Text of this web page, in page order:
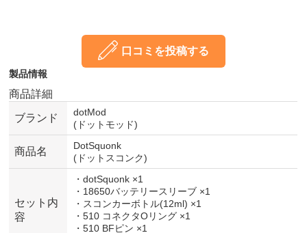
口コミを投稿する
製品情報
商品詳細
ブランド
dotMod
(ドットモッド)
商品名
DotSquonk
(ドットスコンク)
セット内
容
・dotSquonk ×1
・18650バッテリースリーブ ×1
・スコンカーボトル(12ml) ×1
・510 コネクタOリング ×1
・510 BFピン ×1